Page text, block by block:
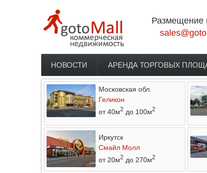
Размещение
Главное меню
НОВОСТИ АРЕНДА ТОРГОВЫХ
Московская обл.
Геликон
от 40м2 до 100м2
Иркутск
Смайл Молл
от 20м2 до 270м2